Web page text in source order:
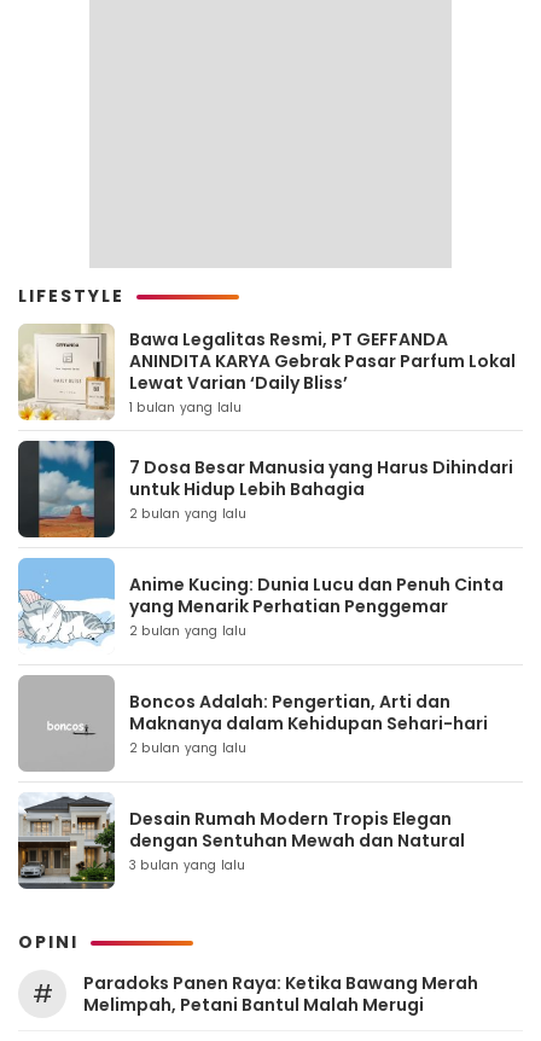
LIFESTYLE
Bawa Legalitas Resmi, PT GEFFANDA
ANINDITA KARYA Gebrak Pasar Parfum Lokal
Lewat Varian ‘Daily Bliss’
1 bulan yang lalu
7 Dosa Besar Manusia yang Harus Dihindari
untuk Hidup Lebih Bahagia
2 bulan yang lalu
Anime Kucing: Dunia Lucu dan Penuh Cinta
yang Menarik Perhatian Penggemar
2 bulan yang lalu
Boncos Adalah: Pengertian, Arti dan
Maknanya dalam Kehidupan Sehari-hari
2 bulan yang lalu
Desain Rumah Modern Tropis Elegan
dengan Sentuhan Mewah dan Natural
3 bulan yang lalu
OPINI
#
Paradoks Panen Raya: Ketika Bawang Merah
Melimpah, Petani Bantul Malah Merugi